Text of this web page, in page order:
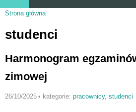
Strona główna
studenci
Harmonogram
zimowej
26/10/2025 • kategorie: pracownicy, studenci